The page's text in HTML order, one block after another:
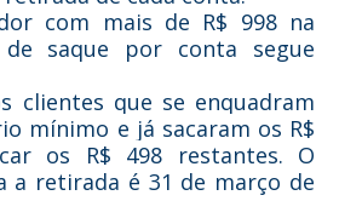
com mais de R$ 998 na
saque por conta segue
clientes que se enquadram
mínimo e já sacaram os R$
os R$ 498 restantes. O
a retirada é 31 de março de